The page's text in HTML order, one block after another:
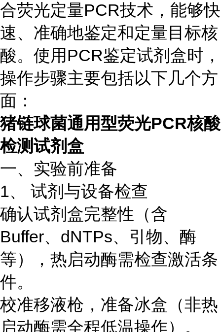
合荧光定量PCR技术，能够快
速、准确地鉴定和定量目标核
酸。使用PCR鉴定试剂盒时，
操作步骤主要包括以下几个方
面：
猪链球菌通用型荧光PCR核酸
检测试剂盒
一、实验前准备
1、 试剂与设备检查
确认试剂盒完整性（含
Buffer、dNTPs、引物、酶
等），热启动酶需检查激活条
件。
校准移液枪，准备冰盒（非热
启动酶需全程低温操作）。